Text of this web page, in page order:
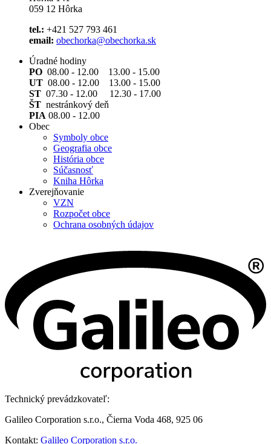
059 12 Hôrka
tel.: +421 527 793 461
email: obechorka@obechorka.sk
Úradné hodiny
PO 08.00 - 12.00 13.00 - 15.00
UT 08.00 - 12.00 13.00 - 15.00
ST 07.30 - 12.00 12.30 - 17.00
ŠT nestránkový deň
PIA 08.00 - 12.00
Obec
Symboly obce
Geografia obce
História obce
Súčasnosť
Kniha Hôrka
Zverejňovanie
VZN
Rozpočet obce
Ochrana osobných údajov
Technický prevádzkovateľ:
Galileo Corporation s.r.o., Čierna Voda 468, 925 06
Kontakt: Galileo Corporation s.r.o.